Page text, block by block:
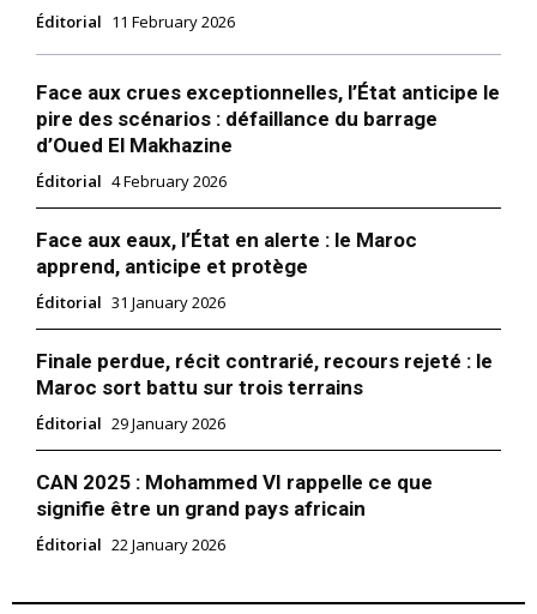
l'information
S'ABONNER MAINTENANT
Insight Publications
À propos
Éditorial 11 February 2026
Face aux crues exceptionnelles, l’État anticipe le
pire des scénarios : défaillance du barrage
d’Oued El Makhazine
Éditorial 4 February 2026
Face aux eaux, l’État en alerte : le Maroc
apprend, anticipe et protège
Éditorial 31 January 2026
Finale perdue, récit contrarié, recours rejeté : le
Maroc sort battu sur trois terrains
Éditorial 29 January 2026
CAN 2025 : Mohammed VI rappelle ce que
signifie être un grand pays africain
Éditorial 22 January 2026